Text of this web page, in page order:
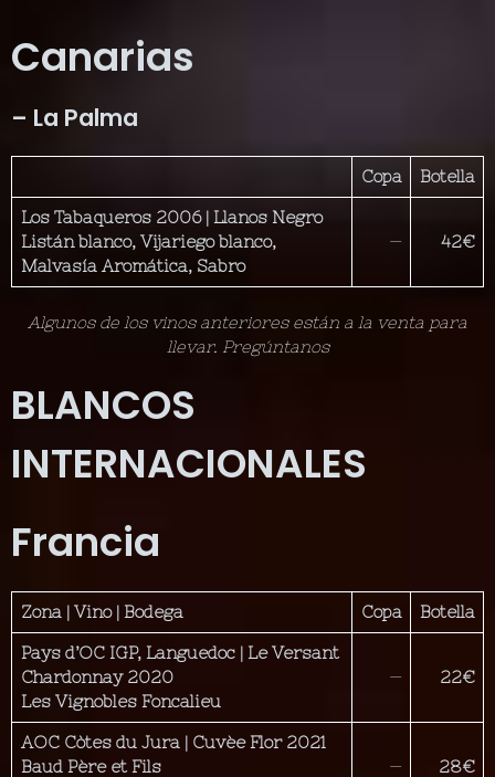
Canarias
– La Palma
Copa Botella
Los Tabaqueros 2006 | Llanos Negro
Listán blanco, Vijariego blanco,
Malvasía Aromática, Sabro
— 42€
Algunos de los vinos anteriores están a la venta para
llevar. Pregúntanos
BLANCOS
INTERNACIONALES
Francia
Zona | Vino | Bodega Copa Botella
Pays d’OC IGP, Languedoc | Le Versant
Chardonnay 2020
Les Vignobles Foncalieu
— 22€
AOC Còtes du Jura | Cuvèe Flor 2021
Baud Père et Fils
— 28€